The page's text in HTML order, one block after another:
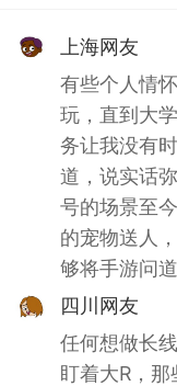
上海网友
有些个人情
玩，直到大
务让我没有
道，说实话
号的场景至
的宠物送人
够将手游问
四川网友
任何想做长
盯着大R，